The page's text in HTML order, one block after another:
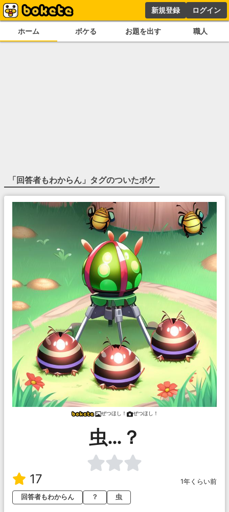
新規登録 ログイン
ホーム ボケる お題を出す 職人
「回答者もわからん 」タグのついたボケ
ぜつほし！ ぜつほし！
虫…？
17
1年くらい前
回答者もわからん
？ 虫